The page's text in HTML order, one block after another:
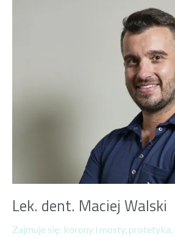
Lek. dent. Maciej Walski
Zajmuje się: korony i mosty, protetyka,